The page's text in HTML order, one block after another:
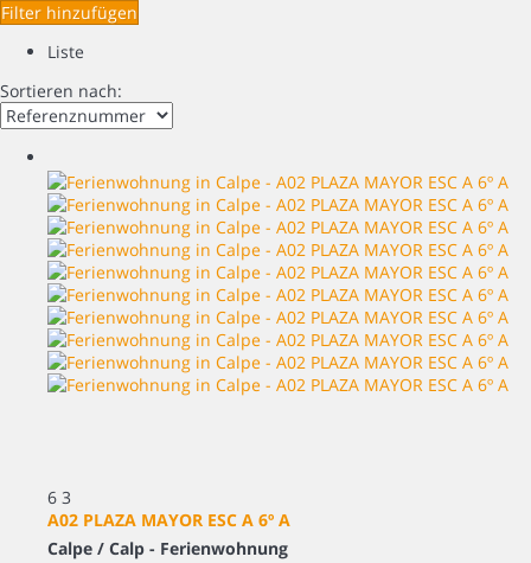
Filter hinzufügen
Liste
Sortieren nach:
6 3
A02 PLAZA MAYOR ESC A 6º A
Calpe / Calp - Ferienwohnung